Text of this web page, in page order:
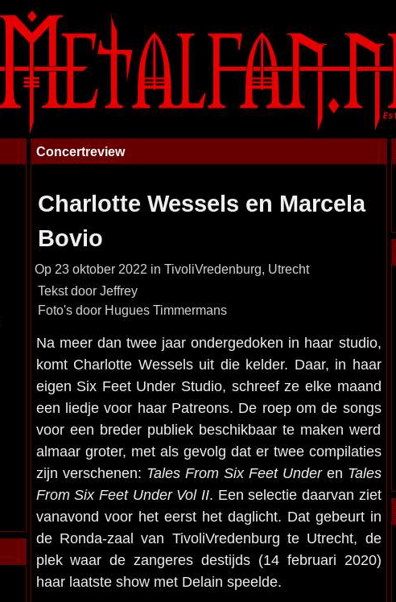
Concertreview
Charlotte Wessels en Marcela
Bovio
Op 23 oktober 2022 in TivoliVredenburg, Utrecht
Tekst door Jeffrey
Foto's door Hugues Timmermans
Na meer dan twee jaar ondergedoken in haar studio,
komt Charlotte Wessels uit die kelder. Daar, in haar
eigen Six Feet Under Studio, schreef ze elke maand
een liedje voor haar Patreons. De roep om de songs
voor een breder publiek beschikbaar te maken werd
almaar groter, met als gevolg dat er twee compilaties
zijn verschenen: Tales From Six Feet Underen Tales
From Six Feet Under Vol II. Een selectie daarvan ziet
vanavond voor het eerst het daglicht. Dat gebeurt in
de Ronda-zaal van TivoliVredenburg te Utrecht, de
plek waar de zangeres destijds (14 februari 2020)
haar laatste show met Delain speelde.